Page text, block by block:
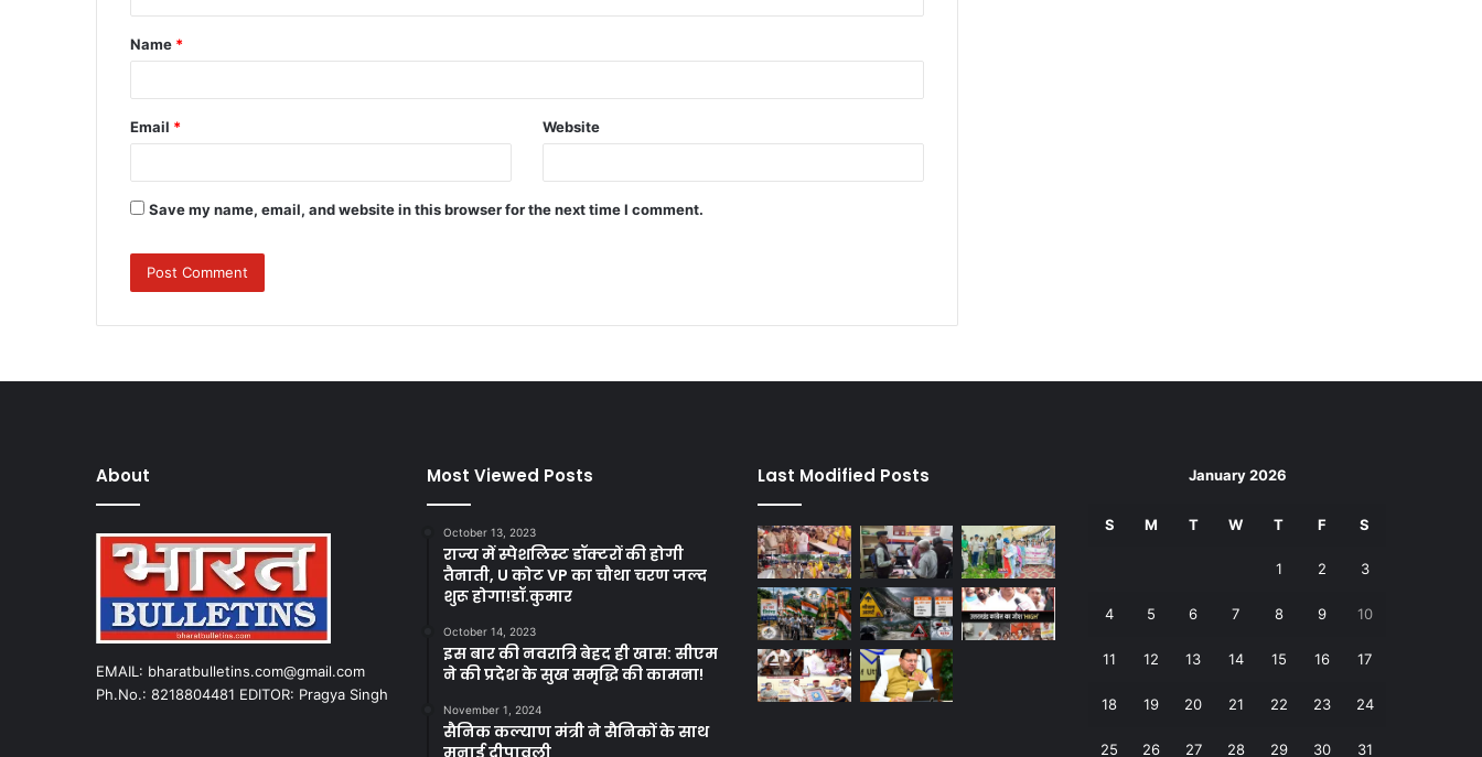
t
*
Name *
Email * Website
Save my name, email, and website in this browser for the next time I comment.
About
EMAIL: bharatbulletins.com@gmail.com
Ph.No.: 8218804481 EDITOR: Pragya Singh
Most Viewed Posts
October 13, 2023
राज्य में स्पेशलिस्ट डॉक्टरों की होगी
तैनाती, U कोट VP का चौथा चरण जल्द
शुरू होगा!डॉ.कुमार
October 14, 2023
इस बार की नवरात्रि बेहद ही खास: सीएम
ने की प्रदेश के सुख समृद्धि की कामना!
November 1, 2024
सैनिक कल्याण मंत्री ने सैनिकों के साथ
Last Modified Posts January 2026
S M T W T F S
1 2 3
4 5 6 7 8 9 10
11 12 13 14 15 16 17
18 19 20 21 22 23 24
25 26 27 28 29 30 31